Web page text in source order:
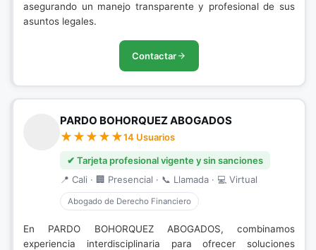
asegurando un manejo transparente y profesional de sus
asuntos legales.
Contactar
PARDO BOHORQUEZ ABOGADOS
14 Usuarios
✔ Tarjeta profesional vigente y sin sanciones
📍 Cali · 🏢 Presencial · 📞 Llamada · 💻 Virtual
Abogado de Derecho Financiero
En PARDO BOHORQUEZ ABOGADOS, combinamos
experiencia interdisciplinaria para ofrecer soluciones